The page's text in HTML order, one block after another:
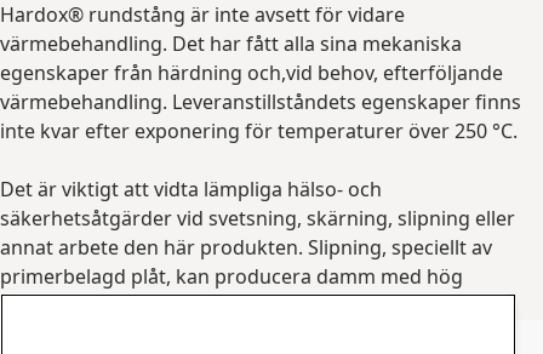
Hardox® rundstång är inte avsett för vidare
värmebehandling. Det har fått alla sina mekaniska
egenskaper från härdning och,vid behov, efterföljande
värmebehandling. Leveranstillståndets egenskaper finns
inte kvar efter exponering för temperaturer över 250 °C.
Det är viktigt att vidta lämpliga hälso- och
säkerhetsåtgärder vid svetsning, skärning, slipning eller
annat arbete den här produkten. Slipning, speciellt av
primerbelagd plåt, kan producera damm med hög